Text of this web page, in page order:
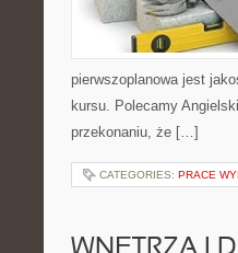
pierwszoplanowa jest
kursu. Polecamy
przekonaniu, że […]
CATEGORIES: PRACE